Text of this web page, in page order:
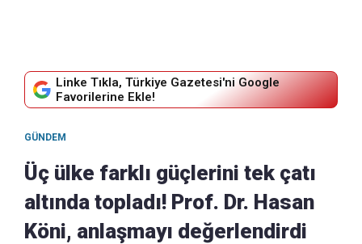
Linke Tıkla, Türkiye Gazetesi'ni Google
Favorilerine Ekle!
GÜNDEM
Üç ülke farklı güçlerini tek çatı
altında topladı! Prof. Dr. Hasan
Köni, anlaşmayı değerlendirdi